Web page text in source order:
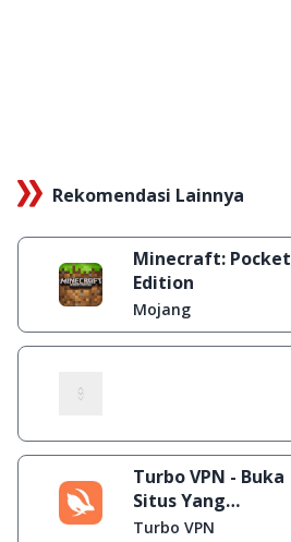
Rekomendasi Lainnya
Minecraft: Pocket
Edition
Mojang
Turbo VPN - Buka
Situs Yang
Diblokir
Turbo VPN